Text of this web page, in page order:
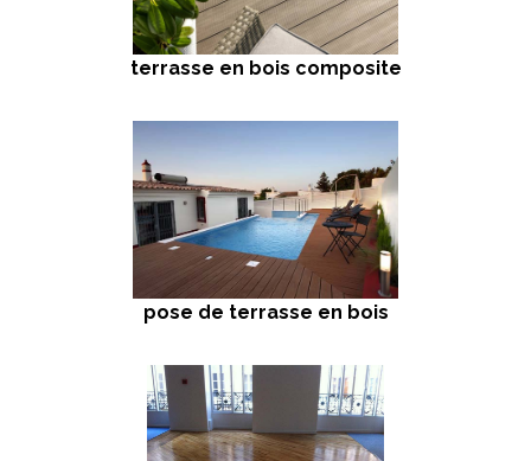
terrasse en bois composite
pose de terrasse en bois